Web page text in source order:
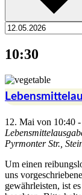
10:30
12. Mai von 10:40 -
Pyrmonter Str.,
Um einen
uns
gewährleisten, ist